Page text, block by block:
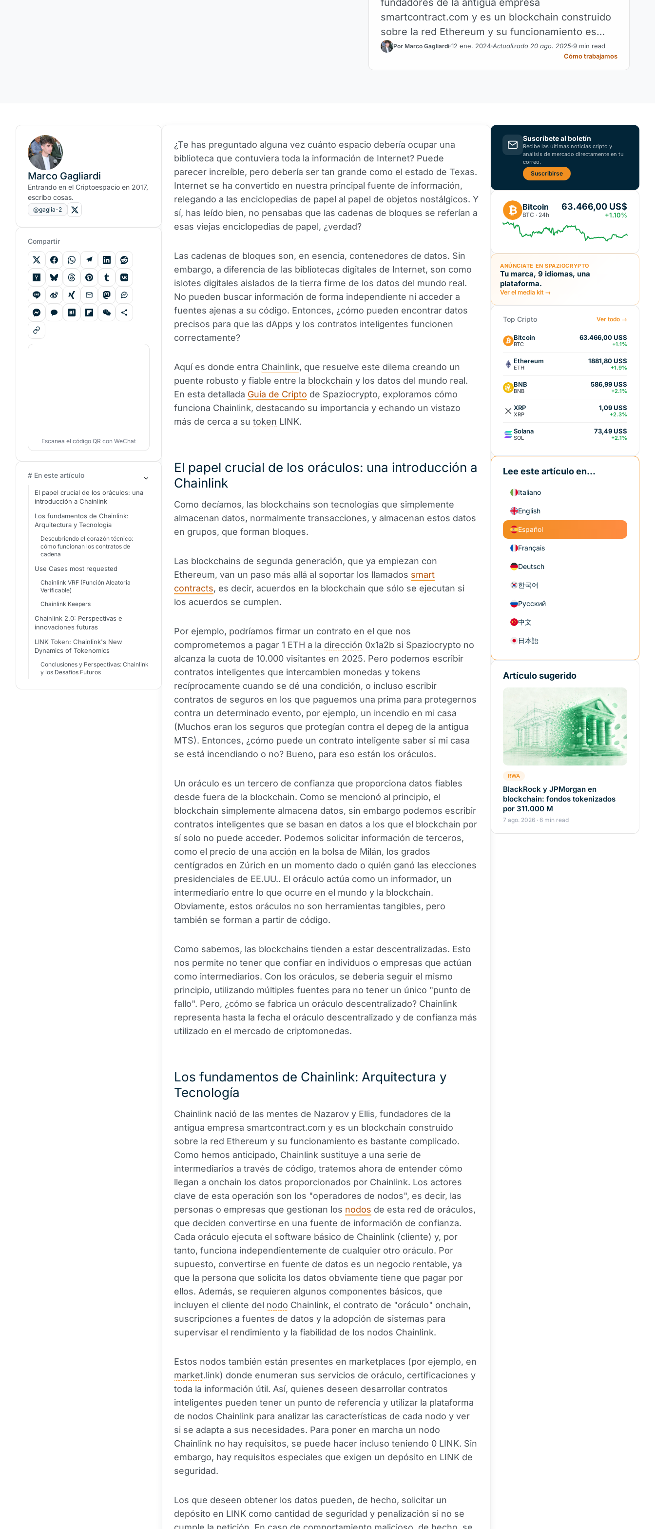
smartcontract.com y es un blockchain construido
sobre la red Ethereum y su funcionamiento es
bastante complicado.
Por Marco Gagliardi 12 ene. 2024 Actualizado 20 ago. 2025 9 min read
Cómo trabajamos
¿Te has preguntado alguna vez cuánto espacio debería ocupar una
biblioteca que contuviera toda la información de Internet? Puede
parecer increíble, pero debería ser tan grande como el estado de Texas.
Internet se ha convertido en nuestra principal fuente de información,
relegando a las enciclopedias de papel al papel de objetos nostálgicos. Y
sí, has leído bien, no pensabas que las cadenas de bloques se referían a
esas viejas enciclopedias de papel, ¿verdad?
Las cadenas de bloques son, en esencia, contenedores de datos. Sin
embargo, a diferencia de las bibliotecas digitales de Internet, son como
islotes digitales aislados de la tierra firme de los datos del mundo real.
No pueden buscar información de forma independiente ni acceder a
fuentes ajenas a su código. Entonces, ¿cómo pueden encontrar datos
precisos para que las dApps y los contratos inteligentes funcionen
correctamente?
Aquí es donde entra Chainlink, que resuelve este dilema creando un
puente robusto y fiable entre la blockchain y los datos del mundo real.
En esta detallada Guía de Cripto de Spaziocrypto, exploramos cómo
funciona Chainlink, destacando su importancia y echando un vistazo
más de cerca a su token LINK.
El papel crucial de los oráculos: una introducción a
Chainlink
Como decíamos, las blockchains son tecnologías que simplemente
almacenan datos, normalmente transacciones, y almacenan estos datos
en grupos, que forman bloques.
Las blockchains de segunda generación, que ya empiezan con
Ethereum, van un paso más allá al soportar los llamados smart
contracts, es decir, acuerdos en la blockchain que sólo se ejecutan si
los acuerdos se cumplen.
Por ejemplo, podríamos firmar un contrato en el que nos
comprometemos a pagar 1 ETH a la dirección 0x1a2b si Spaziocrypto no
alcanza la cuota de 10.000 visitantes en 2025. Pero podemos escribir
contratos inteligentes que intercambien monedas y tokens
recíprocamente cuando se dé una condición, o incluso escribir
contratos de seguros en los que paguemos una prima para protegernos
contra un determinado evento, por ejemplo, un incendio en mi casa
(Muchos eran los seguros que protegían contra el depeg de la antigua
MTS). Entonces, ¿cómo puede un contrato inteligente saber si mi casa
se está incendiando o no? Bueno, para eso están los oráculos.
Un oráculo es un tercero de confianza que proporciona datos fiables
desde fuera de la blockchain. Como se mencionó al principio, el
blockchain simplemente almacena datos, sin embargo podemos escribir
contratos inteligentes que se basan en datos a los que el blockchain por
sí solo no puede acceder. Podemos solicitar información de terceros,
como el precio de una acción en la bolsa de Milán, los grados
centígrados en Zúrich en un momento dado o quién ganó las elecciones
presidenciales de EE.UU.. El oráculo actúa como un informador, un
intermediario entre lo que ocurre en el mundo y la blockchain.
Obviamente, estos oráculos no son herramientas tangibles, pero
también se forman a partir de código.
Como sabemos, las blockchains tienden a estar descentralizadas. Esto
nos permite no tener que confiar en individuos o empresas que actúan
como intermediarios. Con los oráculos, se debería seguir el mismo
principio, utilizando múltiples fuentes para no tener un único "punto de
fallo". Pero, ¿cómo se fabrica un oráculo descentralizado? Chainlink
representa hasta la fecha el oráculo descentralizado y de confianza más
utilizado en el mercado de criptomonedas.
Los fundamentos de Chainlink: Arquitectura y
Tecnología
Chainlink nació de las mentes de Nazarov y Ellis, fundadores de la
antigua empresa smartcontract.com y es un blockchain construido
sobre la red Ethereum y su funcionamiento es bastante complicado.
Como hemos anticipado, Chainlink sustituye a una serie de
intermediarios a través de código, tratemos ahora de entender cómo
llegan a onchain los datos proporcionados por Chainlink. Los actores
clave de esta operación son los "operadores de nodos", es decir, las
personas o empresas que gestionan los nodos de esta red de oráculos,
que deciden convertirse en una fuente de información de confianza.
Cada oráculo ejecuta el software básico de Chainlink (cliente) y, por
tanto, funciona independientemente de cualquier otro oráculo. Por
supuesto, convertirse en fuente de datos es un negocio rentable, ya
que la persona que solicita los datos obviamente tiene que pagar por
ellos. Además, se requieren algunos componentes básicos, que
incluyen el cliente del nodo Chainlink, el contrato de "oráculo" onchain,
suscripciones a fuentes de datos y la adopción de sistemas para
supervisar el rendimiento y la fiabilidad de los nodos Chainlink.
Estos nodos también están presentes en marketplaces (por ejemplo, en
market.link) donde enumeran sus servicios de oráculo, certificaciones y
toda la información útil. Así, quienes deseen desarrollar contratos
inteligentes pueden tener un punto de referencia y utilizar la plataforma
de nodos Chainlink para analizar las características de cada nodo y ver
si se adapta a sus necesidades. Para poner en marcha un nodo
Chainlink no hay requisitos, se puede hacer incluso teniendo 0 LINK. Sin
embargo, hay requisitos especiales que exigen un depósito en LINK de
seguridad.
Los que deseen obtener los datos pueden, de hecho, solicitar un
depósito en LINK como cantidad de seguridad y penalización si no se
Marco Gagliardi
Entrando en el Criptoespacio en 2017,
escribo cosas.
@gaglia-2
Compartir
Escanea el código QR con WeChat
# En este artículo
El papel crucial de los oráculos: una
introducción a Chainlink
Los fundamentos de Chainlink:
Arquitectura y Tecnología
Descubriendo el corazón técnico:
cómo funcionan los contratos de
cadena
Use Cases most requested
Chainlink VRF (Función Aleatoria
Verificable)
Chainlink Keepers
Chainlink 2.0: Perspectivas e
innovaciones futuras
LINK Token: Chainlink's New
Dynamics of Tokenomics
Conclusiones y Perspectivas: Chainlink
y los Desafíos Futuros
Suscríbete al boletín
Recibe las últimas noticias cripto y
análisis de mercado directamente en tu
correo.
Suscribirse
₿ Bitcoin
BTC · 24h
63.466,00 US$
+1.10%
ANÚNCIATE EN SPAZIOCRYPTO
Tu marca, 9 idiomas, una
plataforma.
Ver el media kit →
Top Cripto Ver todo →
Bitcoin
BTC
63.466,00 US$
+1.1%
Ethereum
ETH
1881,80 US$
+1.9%
BNB
BNB
586,99 US$
+2.1%
XRP
XRP
1,09 US$
+2.3%
Solana
SOL
73,49 US$
+2.1%
Lee este artículo en...
Italiano
English
Español
Français
Deutsch
한국어
Русский
中文
日本語
Artículo sugerido
RWA
BlackRock y JPMorgan en
blockchain: fondos tokenizados
por 311.000 M
7 ago. 2026 · 6 min read